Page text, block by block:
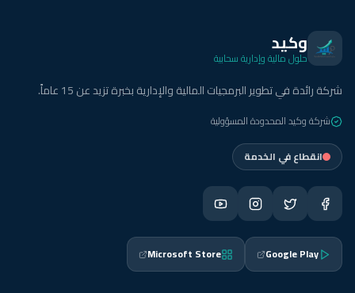
وكيد
حلول مالية وإدارية سحابية
شركة رائدة في تطوير البرمجيات المالية والإدارية بخبرة تزيد عن 15 عاماً.
شركة وكيد المحدودة المسؤولية
انقطاع في الخدمة
Google Play
Microsoft Store